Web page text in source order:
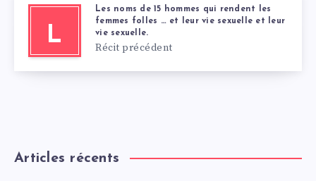
L
Les noms de 15 hommes qui rendent les
femmes folles … et leur vie sexuelle et leur
vie sexuelle.
Récit précédent
Articles récents